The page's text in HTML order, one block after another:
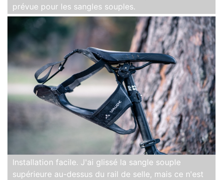
prévue pour les sangles souples.
Installation facile. J'ai glissé la sangle souple
supérieure au-dessus du rail de selle, mais ce n'est